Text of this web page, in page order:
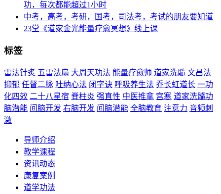
功，每次都能超过1小时
中考，高考，考研，国考，司法考，考试的朋友要知道
23堂《道家金光能量疗愈冥想》线上课
标签
雷法针炙 五雷法扇 大周天功法 能量疗愈师 道家洗髓 文昌法
抑郁 任督二脉 吐纳心法 闭字诀 呼吸养生法 乔长虹道长 一功
化四效 二十八星宿 脊柱炎 强直性 中医推拿 宫寒 道家洗髓功
脑潜能 间脑开发 右脑开发 间脑潜能 全脑教育 注意力 音频刺
激
导师介绍
教学课程
资讯动态
康复案例
道学功法